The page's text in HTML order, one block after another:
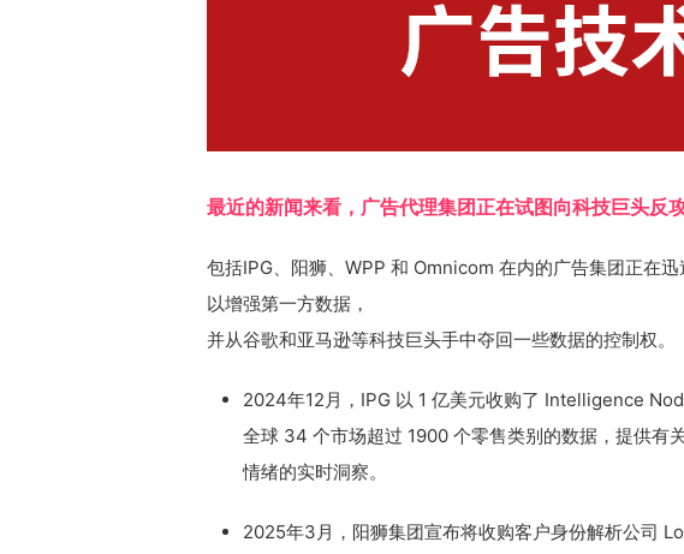
最近的新闻来看，广告代理集团正在试图向科技巨头反攻
包括IPG、阳狮、WPP 和 Omnicom 在内的广告集团正在迅
以增强第一方数据，
并从谷歌和亚马逊等科技巨头手中夺回一些数据的控制权。
2024年12月，IPG 以 1 亿美元收购了 Intelligence
全球 34 个市场超过 1900 个零售类别的数据，提供有
情绪的实时洞察。
2025年3月，阳狮集团宣布将收购客户身份解析公司